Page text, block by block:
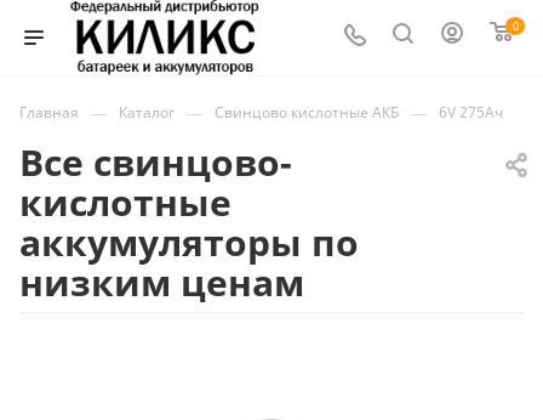
0
Главная — Каталог — Свинцово кислотные АКБ — 6V 275Ач
Все свинцово-
кислотные
аккумуляторы по
низким ценам